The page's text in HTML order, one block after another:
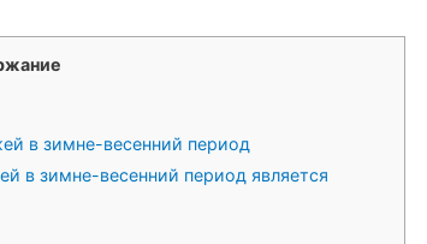
в зимне-весенний период
в зимне-весенний период является